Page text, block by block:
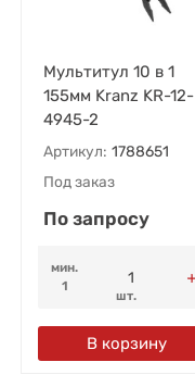
Мультитул 10 в 1
155мм Kranz KR-12-
4945-2
Артикул: 1788651
Под заказ
По запросу
мин.
1
шт.
В корзину